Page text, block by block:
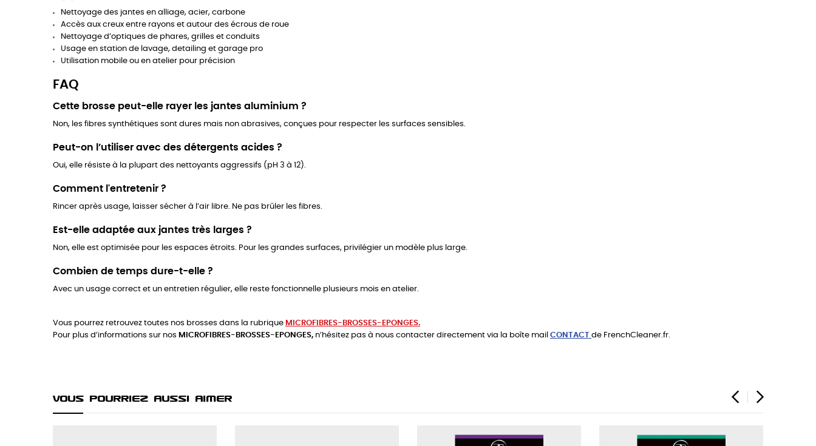
Nettoyage des jantes en alliage, acier, carbone
Accès aux creux entre rayons et autour des écrous de roue
Nettoyage d’optiques de phares, grilles et conduits
Usage en station de lavage, detailing et garage pro
Utilisation mobile ou en atelier pour précision
FAQ
Cette brosse peut-elle rayer les jantes aluminium ?
Non, les fibres synthétiques sont dures mais non abrasives, conçues pour respecter les surfaces sensibles.
Peut-on l’utiliser avec des détergents acides ?
Oui, elle résiste à la plupart des nettoyants aggressifs (pH 3 à 12).
Comment l'entretenir ?
Rincer après usage, laisser sécher à l’air libre. Ne pas brûler les fibres.
Est-elle adaptée aux jantes très larges ?
Non, elle est optimisée pour les espaces étroits. Pour les grandes surfaces, privilégier un modèle plus large.
Combien de temps dure-t-elle ?
Avec un usage correct et un entretien régulier, elle reste fonctionnelle plusieurs mois en atelier.
Vous pourrez retrouvez toutes nos brosses dans la rubrique MICROFIBRES-BROSSES-EPONGES.
Pour plus d’informations sur nos MICROFIBRES-BROSSES-EPONGES, n’hésitez pas à nous contacter directement via la boîte mail CONTACT de FrenchCleaner.fr.
Vous Pourriez Aussi Aimer